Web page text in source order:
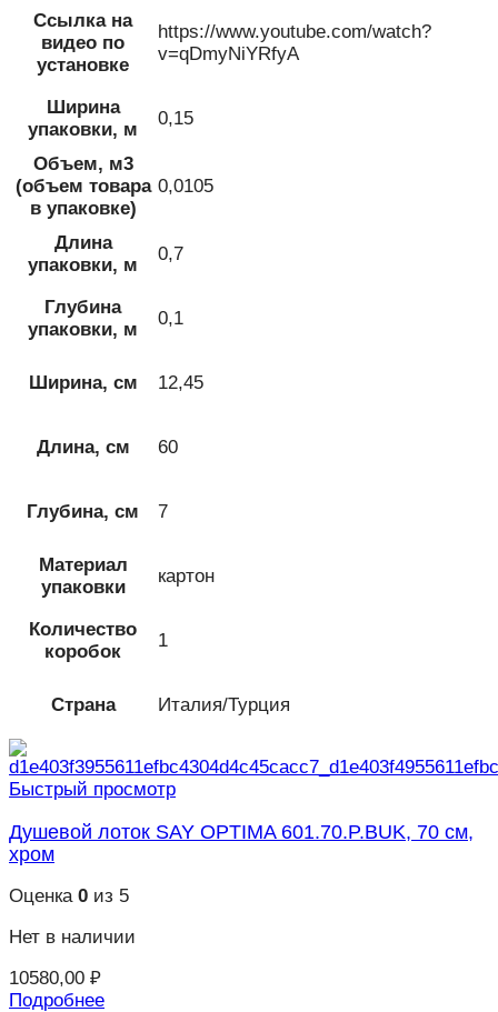
Ссылка на
видео по
установке
https://www.youtube.com/watch?
v=qDmyNiYRfyA
Ширина
упаковки, м
0,15
Объем, м3
(объем товара
в упаковке)
0,0105
Длина
упаковки, м
0,7
Глубина
упаковки, м
0,1
Ширина, см 12,45
Длина, см 60
Глубина, см 7
Материал
упаковки
картон
Количество
коробок
1
Страна Италия/Турция
Быстрый просмотр
Душевой лоток SAY OPTIMA 601.70.P.BUK, 70 см,
хром
Оценка 0 из 5
Нет в наличии
10580,00 ₽
Подробнее